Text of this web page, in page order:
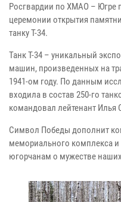
Росгвардии по ХМАО – Югре
церемонии открытия
танку Т-34.
Танк Т-34 – уникальный
машин, произведенных на
1941-ом году. По данным
входила в состав 250-го
командовал лейтенант Илья
Символ Победы дополнит
мемориального комплекса
югорчанам о мужестве